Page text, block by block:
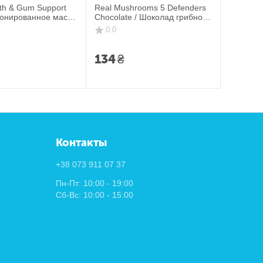
& Gum Support
масло
мл
Real Mushrooms 5 Defenders
Chocolate / Шоколад грибной
5 Защитников 56 г
0.0
134₴
Контакты
+38 073 911 07 37
Пн-Пт: 10:00 - 19:00
Сб-Вс: 10:00 - 15:00